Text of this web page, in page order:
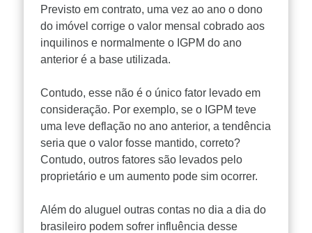
Previsto em contrato, uma vez ao ano o dono
do imóvel corrige o valor mensal cobrado aos
inquilinos e normalmente o IGPM do ano
anterior é a base utilizada.
Contudo, esse não é o único fator levado em
consideração. Por exemplo, se o IGPM teve
uma leve deflação no ano anterior, a tendência
seria que o valor fosse mantido, correto?
Contudo, outros fatores são levados pelo
proprietário e um aumento pode sim ocorrer.
Além do aluguel outras contas no dia a dia do
brasileiro podem sofrer influência desse